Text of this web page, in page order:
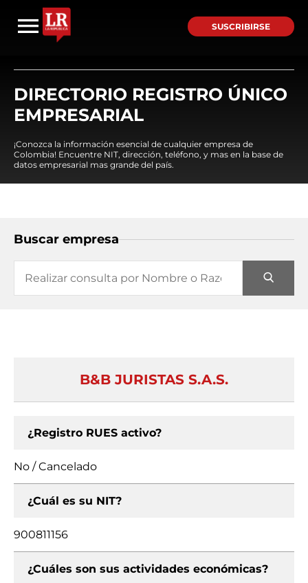
SUSCRIBIRSE
DIRECTORIO REGISTRO ÚNICO
EMPRESARIAL
¡Conozca la información esencial de cualquier empresa de
Colombia! Encuentre NIT, dirección, teléfono, y mas en la base de
datos empresarial mas grande del país.
Buscar empresa
B&B JURISTAS S.A.S.
¿Registro RUES activo?
No / Cancelado
¿Cuál es su NIT?
900811156
¿Cuáles son sus actividades económicas?